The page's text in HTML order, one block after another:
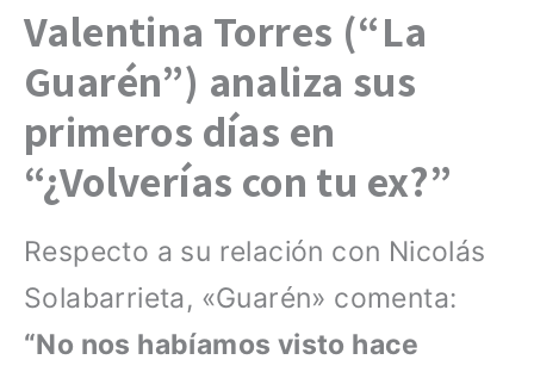
Valentina Torres (“La
Guarén”) analiza sus
primeros días en
“¿Volverías con tu ex?”
Respecto a su relación con Nicolás
Solabarrieta, «Guarén» comenta:
“No nos habíamos visto hace